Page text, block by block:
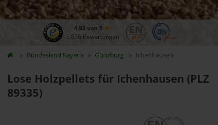
4,92 von 5
5.076 Bewertungen
Bundesland Bayern Günzburg Ichenhausen
Lose Holzpellets für Ichenhausen (PLZ
89335)